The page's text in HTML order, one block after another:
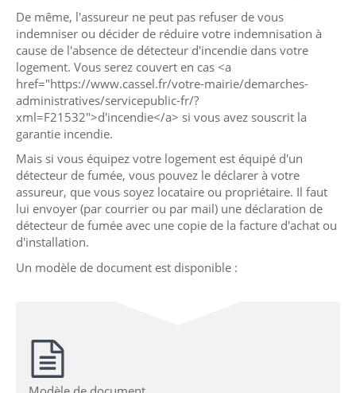
De même, l'assureur ne peut pas refuser de vous
indemniser ou décider de réduire votre indemnisation à
cause de l'absence de détecteur d'incendie dans votre
logement. Vous serez couvert en cas <a
href="https://www.cassel.fr/votre-mairie/demarches-
administratives/servicepublic-fr/?
xml=F21532">d'incendie</a> si vous avez souscrit la
garantie incendie.
Mais si vous équipez votre logement est équipé d'un
détecteur de fumée, vous pouvez le déclarer à votre
assureur, que vous soyez locataire ou propriétaire. Il faut
lui envoyer (par courrier ou par mail) une déclaration de
détecteur de fumée avec une copie de la facture d'achat ou
d'installation.
Un modèle de document est disponible :